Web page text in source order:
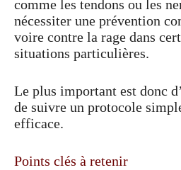
comme les tendons ou les
nécessiter une prévention
voire contre la rage dans
situations particulières.
Le plus important est donc
de suivre un protocole
efficace.
Points clés à retenir